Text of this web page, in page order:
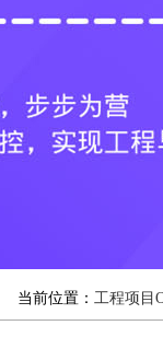
当前位置： 工程项目